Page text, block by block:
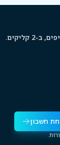
קליקים.
חשבון